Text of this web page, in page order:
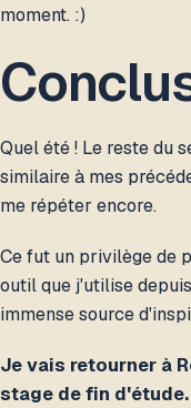
moment. :)
Quel été ! Le reste du
similaire à mes
me répéter encore.
Ce fut un privilège de
outil que j'utilise
immense source
Je vais retourner à
stage de fin d'étude.